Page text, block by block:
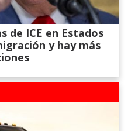
de ICE en Estados
y hay más